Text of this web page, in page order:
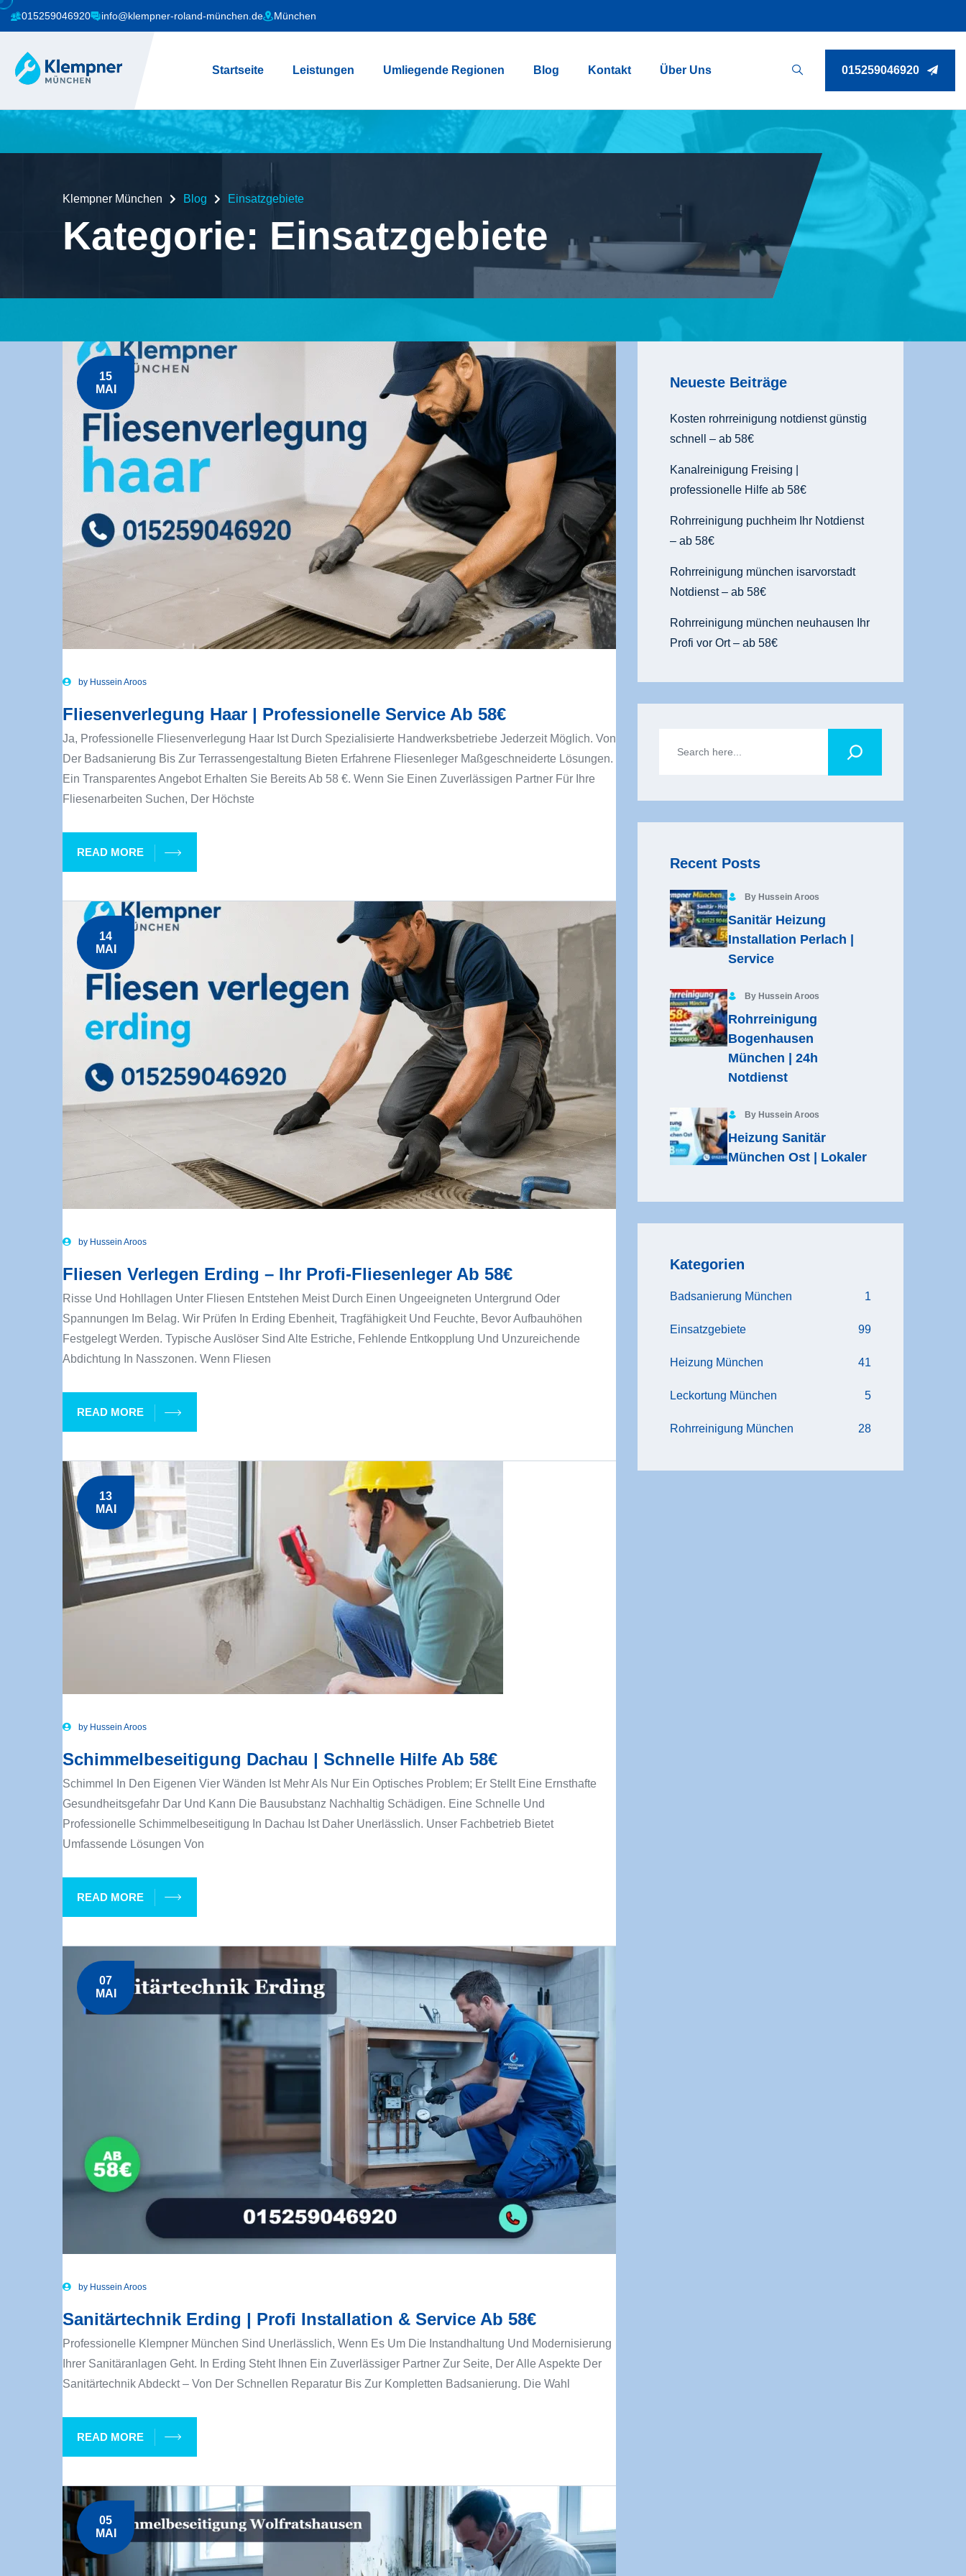
015259046920 info@klempner-roland-münchen.de München
Startseite Leistungen Umliegende Regionen Blog Kontakt Über Uns 015259046920
Klempner München Blog Einsatzgebiete
Kategorie: Einsatzgebiete
15
MAI
by Hussein Aroos
Fliesenverlegung Haar | Professionelle Service Ab 58€
Ja, Professionelle Fliesenverlegung Haar Ist Durch Spezialisierte Handwerksbetriebe Jederzeit Möglich. Von
Der Badsanierung Bis Zur Terrassengestaltung Bieten Erfahrene Fliesenleger Maßgeschneiderte Lösungen.
Ein Transparentes Angebot Erhalten Sie Bereits Ab 58 €. Wenn Sie Einen Zuverlässigen Partner Für Ihre
Fliesenarbeiten Suchen, Der Höchste
READ MORE
14
MAI
by Hussein Aroos
Fliesen Verlegen Erding – Ihr Profi-Fliesenleger Ab 58€
Risse Und Hohllagen Unter Fliesen Entstehen Meist Durch Einen Ungeeigneten Untergrund Oder
Spannungen Im Belag. Wir Prüfen In Erding Ebenheit, Tragfähigkeit Und Feuchte, Bevor Aufbauhöhen
Festgelegt Werden. Typische Auslöser Sind Alte Estriche, Fehlende Entkopplung Und Unzureichende
Abdichtung In Nasszonen. Wenn Fliesen
READ MORE
13
MAI
by Hussein Aroos
Schimmelbeseitigung Dachau | Schnelle Hilfe Ab 58€
Schimmel In Den Eigenen Vier Wänden Ist Mehr Als Nur Ein Optisches Problem; Er Stellt Eine Ernsthafte
Gesundheitsgefahr Dar Und Kann Die Bausubstanz Nachhaltig Schädigen. Eine Schnelle Und
Professionelle Schimmelbeseitigung In Dachau Ist Daher Unerlässlich. Unser Fachbetrieb Bietet
Umfassende Lösungen Von
READ MORE
07
MAI
by Hussein Aroos
Sanitärtechnik Erding | Profi Installation & Service Ab 58€
Professionelle Klempner München Sind Unerlässlich, Wenn Es Um Die Instandhaltung Und Modernisierung
Ihrer Sanitäranlagen Geht. In Erding Steht Ihnen Ein Zuverlässiger Partner Zur Seite, Der Alle Aspekte Der
Sanitärtechnik Abdeckt – Von Der Schnellen Reparatur Bis Zur Kompletten Badsanierung. Die Wahl
READ MORE
05
MAI
Neueste Beiträge
Kosten rohrreinigung notdienst günstig
schnell – ab 58€
Kanalreinigung Freising |
professionelle Hilfe ab 58€
Rohrreinigung puchheim Ihr Notdienst
– ab 58€
Rohrreinigung münchen isarvorstadt
Notdienst – ab 58€
Rohrreinigung münchen neuhausen Ihr
Profi vor Ort – ab 58€
Recent Posts
By Hussein Aroos
Sanitär Heizung
Installation Perlach |
Service
By Hussein Aroos
Rohrreinigung
Bogenhausen
München | 24h
Notdienst
By Hussein Aroos
Heizung Sanitär
München Ost | Lokaler
Kategorien
Badsanierung München 1
Einsatzgebiete 99
Heizung München 41
Leckortung München 5
Rohrreinigung München 28